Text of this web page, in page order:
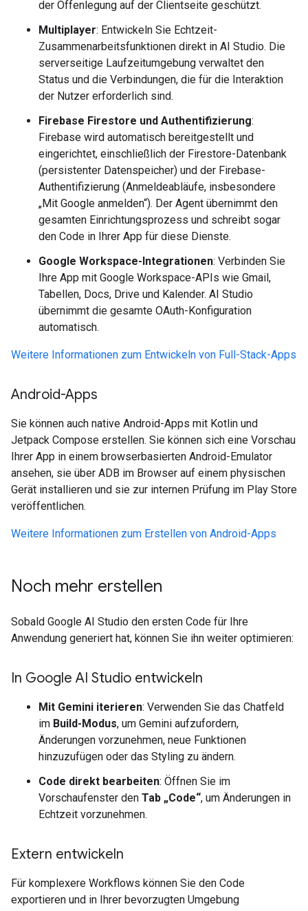
der Offenlegung auf der Clientseite geschützt.
Multiplayer: Entwickeln Sie Echtzeit-
Zusammenarbeitsfunktionen direkt in AI Studio. Die
serverseitige Laufzeitumgebung verwaltet den
Status und die Verbindungen, die für die Interaktion
der Nutzer erforderlich sind.
Firebase Firestore und Authentifizierung:
Firebase wird automatisch bereitgestellt und
eingerichtet, einschließlich der Firestore-Datenbank
(persistenter Datenspeicher) und der Firebase-
Authentifizierung (Anmeldeabläufe, insbesondere
„Mit Google anmelden“). Der Agent übernimmt den
gesamten Einrichtungsprozess und schreibt sogar
den Code in Ihrer App für diese Dienste.
Google Workspace-Integrationen: Verbinden Sie
Ihre App mit Google Workspace-APIs wie Gmail,
Tabellen, Docs, Drive und Kalender. AI Studio
übernimmt die gesamte OAuth-Konfiguration
automatisch.
Weitere Informationen zum Entwickeln von Full-Stack-Apps
Android-Apps
Sie können auch native Android-Apps mit Kotlin und
Jetpack Compose erstellen. Sie können sich eine Vorschau
Ihrer App in einem browserbasierten Android-Emulator
ansehen, sie über ADB im Browser auf einem physischen
Gerät installieren und sie zur internen Prüfung im Play Store
veröffentlichen.
Weitere Informationen zum Erstellen von Android-Apps
Noch mehr erstellen
Sobald Google AI Studio den ersten Code für Ihre
Anwendung generiert hat, können Sie ihn weiter optimieren:
In Google AI Studio entwickeln
Mit Gemini iterieren: Verwenden Sie das Chatfeld
im Build-Modus, um Gemini aufzufordern,
Änderungen vorzunehmen, neue Funktionen
hinzuzufügen oder das Styling zu ändern.
Code direkt bearbeiten: Öffnen Sie im
Vorschaufenster den Tab „Code“, um Änderungen in
Echtzeit vorzunehmen.
Extern entwickeln
Für komplexere Workflows können Sie den Code
exportieren und in Ihrer bevorzugten Umgebung